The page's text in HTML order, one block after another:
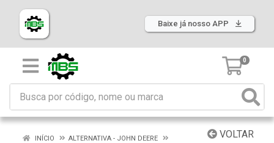
Baixe já nosso APP
0
VOLTAR
INÍCIO
ALTERNATIVA - JOHN DEERE